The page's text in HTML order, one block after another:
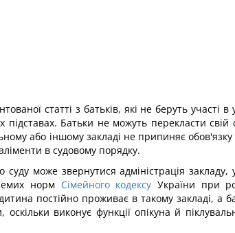
статті з батьків, які не беруть
підставах. Батьки не можуть перекласти
або іншому закладі не припиняє
в судовому порядку.
суду може звернутися адміністрація
норм Сімейного кодексу України при
постійно проживає в такому закладі, а
виконує функції опікуна й